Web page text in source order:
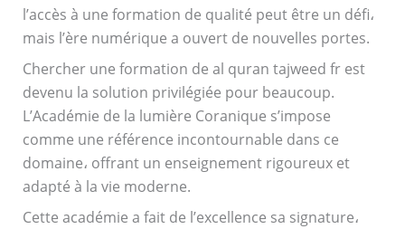
l’accès à une formation de qualité peut être un défi،
mais l’ère numérique a ouvert de nouvelles portes.
Chercher une formation de al quran tajweed fr est
devenu la solution privilégiée pour beaucoup.
L’Académie de la lumière Coranique s’impose
comme une référence incontournable dans ce
domaine، offrant un enseignement rigoureux et
adapté à la vie moderne.
Cette académie a fait de l’excellence sa signature،